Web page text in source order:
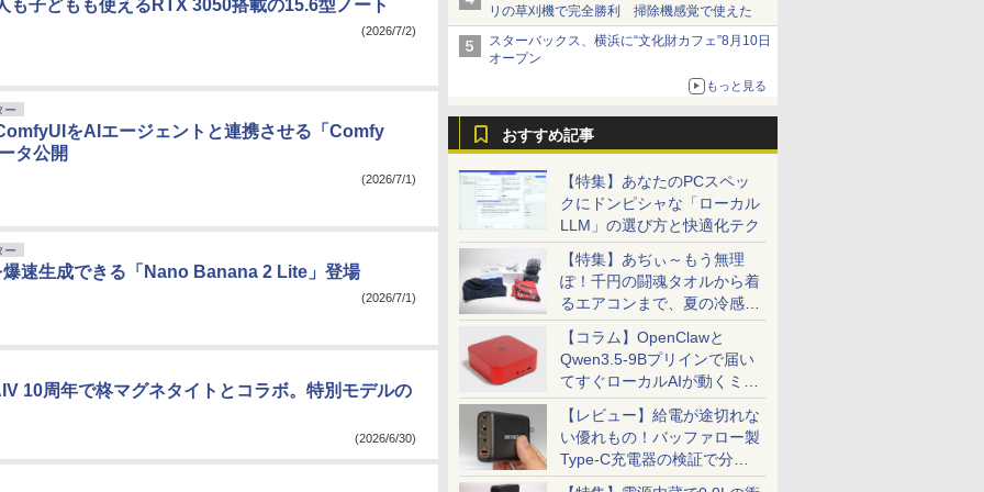
リの草刈機で完全勝利 掃除機感覚で使えた
スターバックス、横浜に“文化財カフェ”8月10日
オープン
もっと見る
おすすめ記事
【特集】あなたのPCスペッ
クにドンピシャな「ローカル
LLM」の選び方と快適化テク
【特集】あぢぃ～もう無理
ぽ！千円の闘魂タオルから着
るエアコンまで、夏の冷感グ
ッズ一挙紹介
【コラム】OpenClawと
Qwen3.5-9Bプリインで届い
てすぐローカルAIが動くミニ
PC「SER9 Pro」
【レビュー】給電が途切れな
い優れもの！バッファロー製
Type-C充電器の検証で分か
ったこと
も子どもも使えるRTX 3050搭載の15.6型ノート
(2026/7/2)
ー
をAIエージェントと連携させる「Comfy
タ公開
(2026/7/1)
ー
速生成できる「Nano Banana 2 Lite」登場
(2026/7/1)
10周年で柊マグネタイトとコラボ。特別モデルの
(2026/6/30)